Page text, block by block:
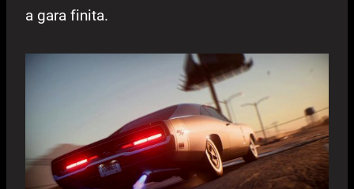
a gara finita.